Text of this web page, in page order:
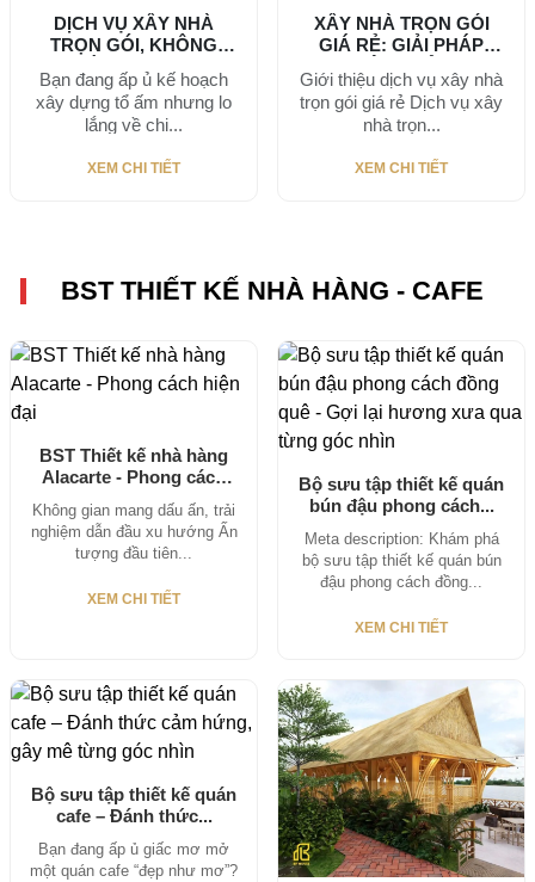
DỊCH VỤ XÂY NHÀ
TRỌN GÓI, KHÔNG
Bạn đang ấp ủ kế hoạch
xây dựng tổ ấm nhưng lo
lắng về chi...
XEM CHI TIẾT
XÂY NHÀ TRỌN GÓI
GIÁ RẺ: GIẢI PHÁP
Giới thiệu dịch vụ xây nhà
trọn gói giá rẻ Dịch vụ xây
nhà trọn...
XEM CHI TIẾT
BST THIẾT KẾ NHÀ HÀNG - CAFE
BST Thiết kế nhà hàng
Alacarte - Phong cách
Không gian mang dấu ấn, trải
nghiệm dẫn đầu xu hướng Ấn
tượng đầu tiên...
XEM CHI TIẾT
Bộ sưu tập thiết kế quán
bún đậu phong cách...
Meta description: Khám phá
bộ sưu tập thiết kế quán bún
đậu phong cách đồng...
XEM CHI TIẾT
Bộ sưu tập thiết kế quán
cafe – Đánh thức...
Bạn đang ấp ủ giấc mơ mở
một quán cafe “đẹp như mơ”?